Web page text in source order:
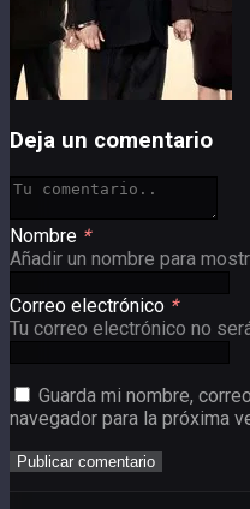
Deja un comentario
Nombre *
Añadir un nombre para
Correo electrónico *
Tu correo electrónico no
Guarda mi nombre,
navegador para la próxima